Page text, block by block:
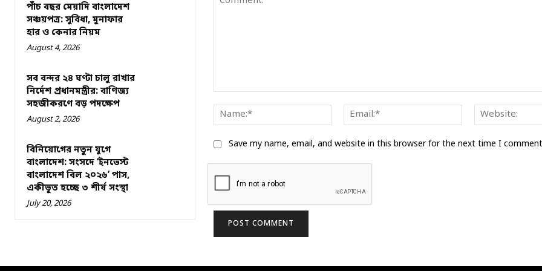
পাঁচ বছর মেয়াদি বাংলাদেশ
সঞ্চয়পত্র: সুবিধা, মুনাফার
হার ও কেনার নিয়ম
August 4, 2026
সব বন্দর ২৪ ঘণ্টা চালু রাখার
নির্দেশ প্রধানমন্ত্রীর: বাণিজ্য
সহজীকরণে বড় পদক্ষেপ
August 2, 2026
বিনিয়োগের নতুন যুগে
বাংলাদেশ: সংসদে ‘ইনভেস্ট
বাংলাদেশ বিল ২০২৬’ পাস,
একীভূত হচ্ছে ৩ শীর্ষ সংস্থা
July 20, 2026
Name:*
Email:*
Save my name, email, and website in this browser for the next time I